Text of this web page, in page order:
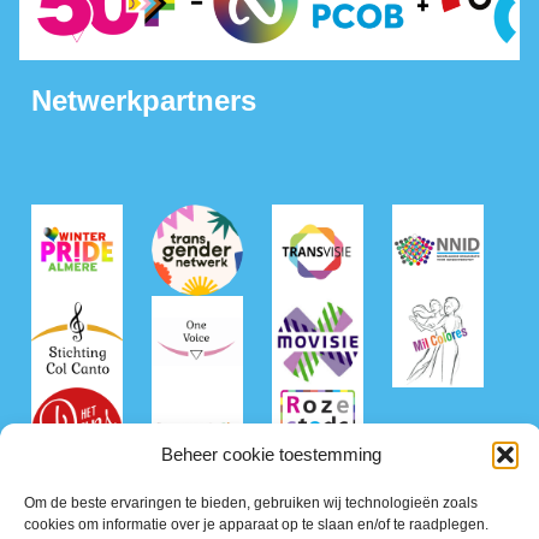
Beheer cookie toestemming
Om de beste ervaringen te bieden, gebruiken wij technologieën zoals
cookies om informatie over je apparaat op te slaan en/of te raadplegen.
Netwerkpartners